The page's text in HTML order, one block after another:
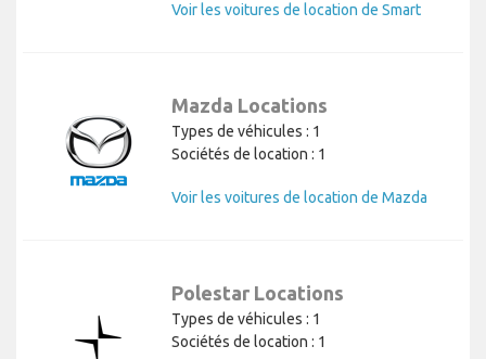
Voir les voitures de location de Smart
Mazda Locations
Types de véhicules : 1
Sociétés de location : 1
Voir les voitures de location de Mazda
Polestar Locations
Types de véhicules : 1
Sociétés de location : 1